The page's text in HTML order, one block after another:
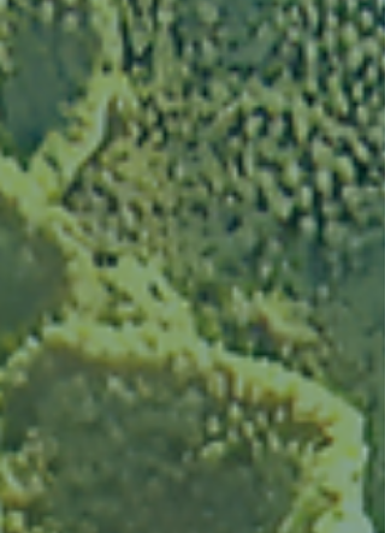
Powered by
InnoTech Apps